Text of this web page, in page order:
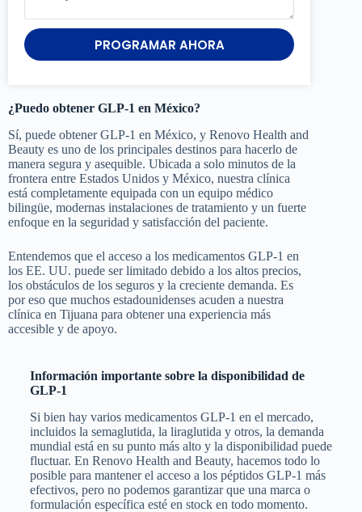
PROGRAMAR AHORA
¿Puedo obtener GLP-1 en México?
Sí, puede obtener GLP-1 en México, y Renovo Health and
Beauty es uno de los principales destinos para hacerlo de
manera segura y asequible. Ubicada a solo minutos de la
frontera entre Estados Unidos y México, nuestra clínica
está completamente equipada con un equipo médico
bilingüe, modernas instalaciones de tratamiento y un fuerte
enfoque en la seguridad y satisfacción del paciente.
Entendemos que el acceso a los medicamentos GLP-1 en
los EE. UU. puede ser limitado debido a los altos precios,
los obstáculos de los seguros y la creciente demanda. Es
por eso que muchos estadounidenses acuden a nuestra
clínica en Tijuana para obtener una experiencia más
accesible y de apoyo.
Información importante sobre la disponibilidad de
GLP-1
Si bien hay varios medicamentos GLP-1 en el mercado,
incluidos la semaglutida, la liraglutida y otros, la demanda
mundial está en su punto más alto y la disponibilidad puede
fluctuar. En Renovo Health and Beauty, hacemos todo lo
posible para mantener el acceso a los péptidos GLP-1 más
efectivos, pero no podemos garantizar que una marca o
formulación específica esté en stock en todo momento.